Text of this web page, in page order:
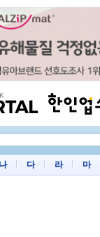
나 다 라 마